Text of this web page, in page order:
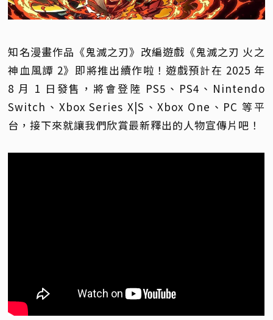
知名漫畫作品《鬼滅之刃》改編遊戲《鬼滅之刃 火之
神血風譚 2》即將推出續作啦！遊戲預計在 2025 年
8 月 1 日發售，將會登陸 PS5、PS4、Nintendo
Switch、Xbox Series X|S、Xbox One、PC 等平
台，接下來就讓我們欣賞最新釋出的人物宣傳片吧！